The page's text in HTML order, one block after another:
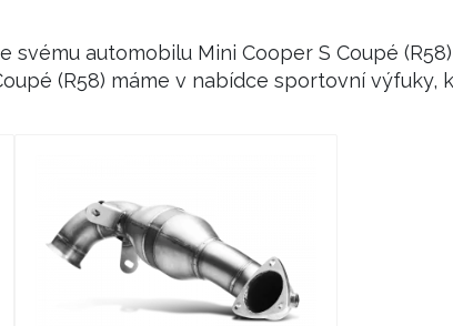
svému automobilu Mini Cooper S Coupé
(R58) máme v nabídce sportovní výfuky,